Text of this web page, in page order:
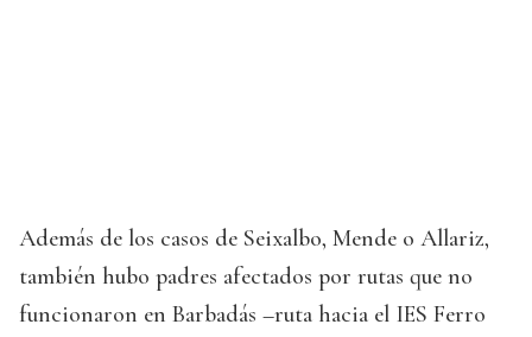
Además de los casos de Seixalbo, Mende o Allariz,
también hubo padres afectados por rutas que no
funcionaron en Barbadás –ruta hacia el IES Ferro